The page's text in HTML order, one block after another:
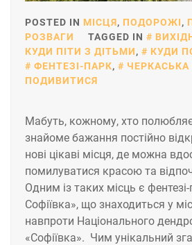
POSTED IN МІСЦЯ, ПОДОРОЖІ,
РОЗВАГИ
TAGGED IN
КУДИ ПІТИ З ДІТЬМИ, КУДИ
ФЕНТЕЗІ-ПАРК,
ПОДИВИТИСЯ
Мабуть, кожному, хто
знайоме бажання постійно
нові цікаві місця, де можна
помилуватися красою та
Одним із таких місць є
Софіївка», що знаходиться у
навпроти Національного
«Софіївка». Чим унікальний